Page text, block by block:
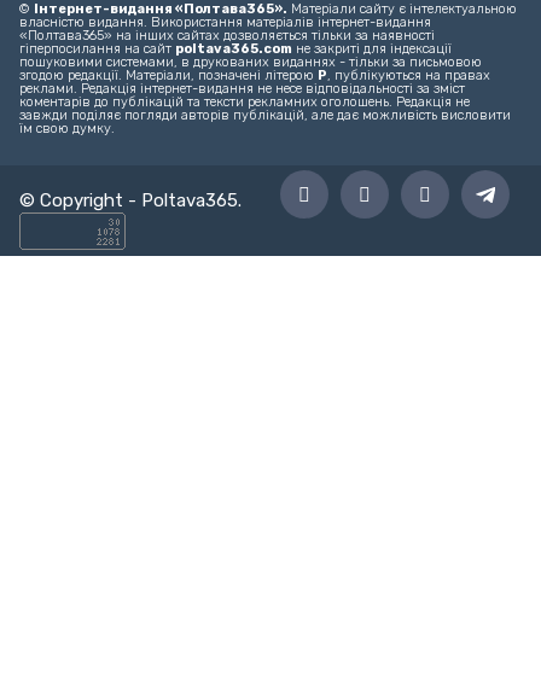
© Інтернет-видання «Полтава365». Матеріали сайту є інтелектуальною
власністю видання. Використання матеріалів інтернет-видання
«Полтава365» на інших сайтах дозволяється тільки за наявності
гіперпосилання на сайт poltava365.com не закриті для індексації
пошуковими системами, в друкованих виданнях - тільки за письмовою
згодою редакції. Матеріали, позначені літерою Р, публікуються на правах
реклами. Редакція інтернет-видання не несе відповідальності за зміст
коментарів до публікацій та тексти рекламних оголошень. Редакція не
завжди поділяє погляди авторів публікацій, але дає можливість висловити
їм свою думку.
© Copyright - Poltava365.